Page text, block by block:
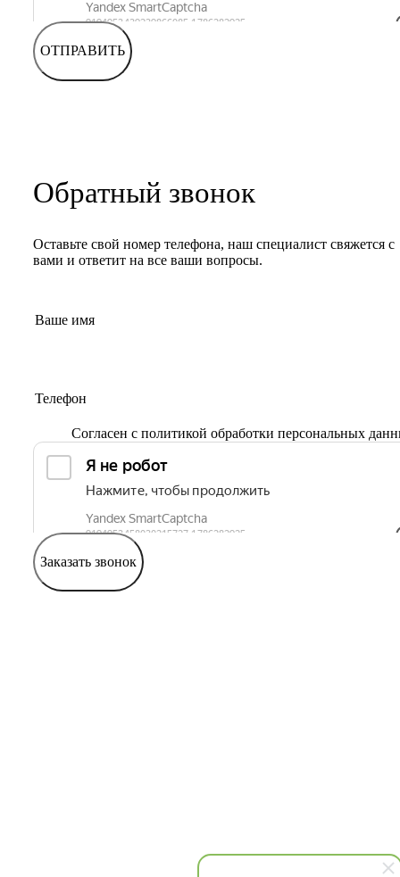
ОТПРАВИТЬ
Обратный звонок
Оставьте свой номер телефона, наш специалист свяжется с
вами и ответит на все ваши вопросы.
Согласен с политикой обработки персональных
Заказать звонок